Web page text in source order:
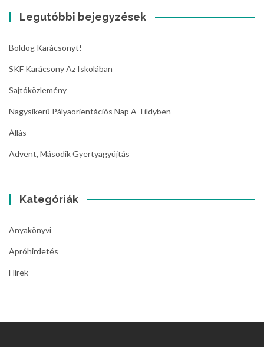
Legutóbbi bejegyzések
Boldog Karácsonyt!
SKF Karácsony Az Iskolában
Sajtóközlemény
Nagysikerű Pályaorientációs Nap A Tildyben
Állás
Advent, Második Gyertyagyújtás
Kategóriák
Anyakönyvi
Apróhirdetés
Hírek